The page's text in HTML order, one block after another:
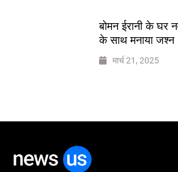
बोमन ईरानी के घर
के साथ मनाया जश्न
मार्च 21, 2025